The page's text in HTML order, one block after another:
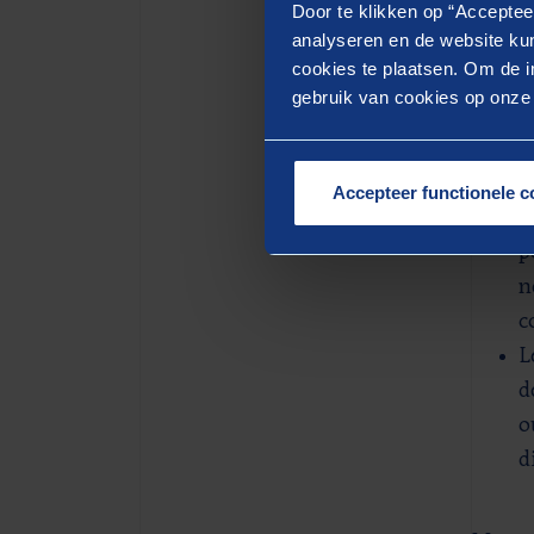
Door te klikken op
analyseren en de website
cookies te plaatsen. Om de
gebruik van cookies op
Accepteer functionele
des
sur
Vous